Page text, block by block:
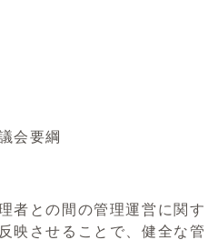
会要綱
者との間の管理運営に関す
映させることで、健全な管